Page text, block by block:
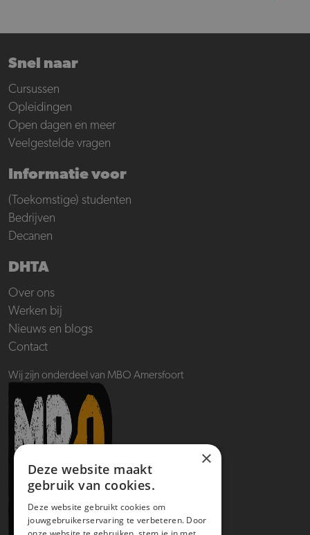
Snel naar
Cursussen
Opleidingen
Open dagen en meer
Veelgestelde vragen
Informatie voor
(Toekomstige) studenten
Bedrijven
Decanen
DHTA
Over ons
Werken bij
Nieuws en blogs
Contact
Wij zijn onderdeel van MBO Amersfoort
×
Deze website maakt
gebruik van cookies.
Deze website gebruikt cookies om
jouwgebruikerservaring te verbeteren. Door